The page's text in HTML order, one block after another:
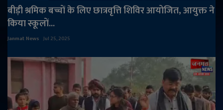
बीड़ी श्रमिक बच्चों के लिए छात्रवृत्ति शिविर आयोजित, आयुक्त ने
किया स्कूलों...
Janmat News Jul 25, 2025